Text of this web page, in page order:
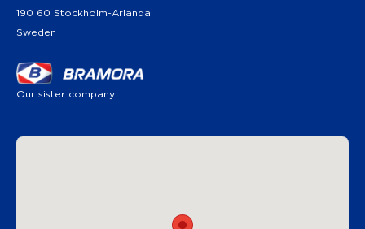
190 60 Stockholm-Arlanda
Sweden
Our sister company